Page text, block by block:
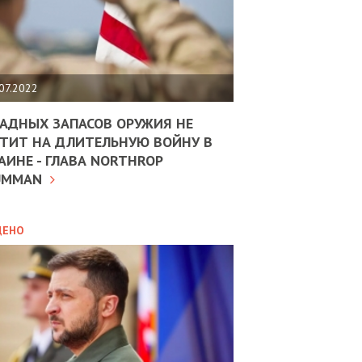
ЗАПАСОВ ОРУЖИЯ НЕ
НА ДЛИТЕЛЬНУЮ ВОЙНУ В
- ГЛАВА NORTHROP
10.02.2025